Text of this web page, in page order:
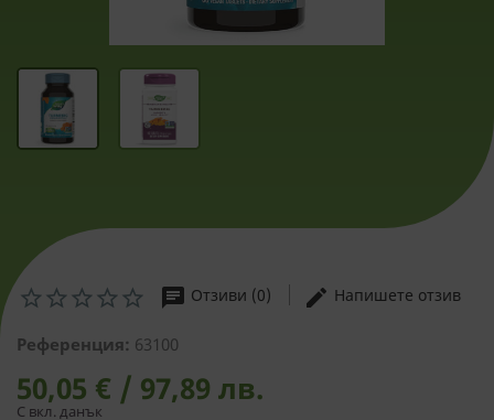
chat Отзиви (0) edit Напишете отзив
Референция: 63100
50,05 € / 97,89 лв.
С вкл. данък